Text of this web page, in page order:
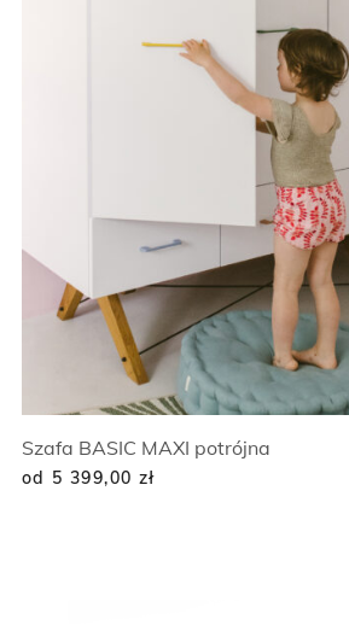
Szafa BASIC MAXI potrójna
od 5 399,00 zł